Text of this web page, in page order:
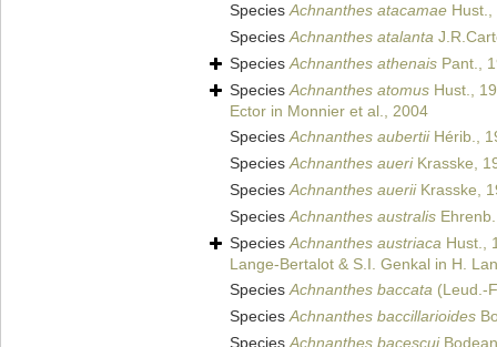
SpeciesAchnanthes atacamae Hust.,
SpeciesAchnanthes atalanta
SpeciesAchnanthes athenais Pant.,
SpeciesAchnanthes atomus Hust.,
Ector in Monnier et al., 2004
SpeciesAchnanthes aubertiiHérib.,
SpeciesAchnanthes aueriKrasske,
SpeciesAchnanthes aueriiKrasske,
SpeciesAchnanthes australis
SpeciesAchnanthes austriaca Hust.,
Lange-Bertalot & S.I. Genkal in H.
SpeciesAchnanthes baccata (Leud.-
SpeciesAchnanthes baccillarioides
SpeciesAchnanthes bacescui